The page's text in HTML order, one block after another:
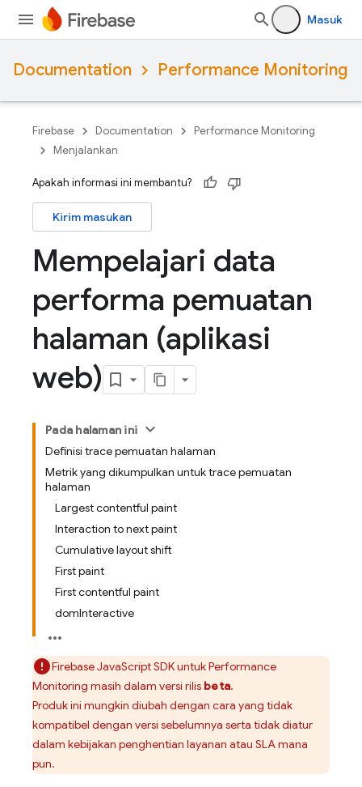
Masuk
Documentation Performance Monitoring
Firebase Documentation
Performance Monitoring
Menjalankan
Apakah informasi ini membantu?
Kirim masukan
Mempelajari data
performa pemuatan
halaman (aplikasi
web)
Pada halaman ini
Definisi trace pemuatan halaman
Metrik yang dikumpulkan untuk trace pemuatan
halaman
Largest contentful paint
Interaction to next paint
Cumulative layout shift
First paint
First contentful paint
domInteractive
FirebaseJavaScriptSDK untukPerformance
Monitoring masih dalam versi rilis beta.
Produk ini mungkin diubah dengan cara yang tidak
kompatibel dengan versi sebelumnya serta tidak diatur
dalam kebijakan penghentian layanan atau SLA mana
pun.